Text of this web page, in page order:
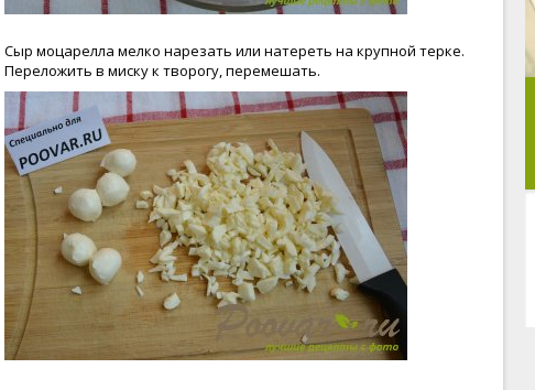
Сыр моцарелла мелко нарезать или натереть на крупной терке.
Переложить в миску к творогу, перемешать.